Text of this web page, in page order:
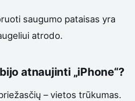
saugumo pataisas yra
atrodo.
atnaujinti „iPhone“?
– vietos trūkumas.